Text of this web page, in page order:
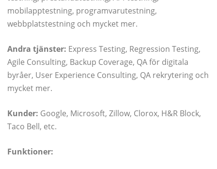
mobilapptestning, programvarutestning,
webbplatstestning och mycket mer.
Andra tjänster: Express Testing, Regression Testing,
Agile Consulting, Backup Coverage, QA för digitala
byråer, User Experience Consulting, QA rekrytering och
mycket mer.
Kunder: Google, Microsoft, Zillow, Clorox, H&R Block,
Taco Bell, etc.
Funktioner: